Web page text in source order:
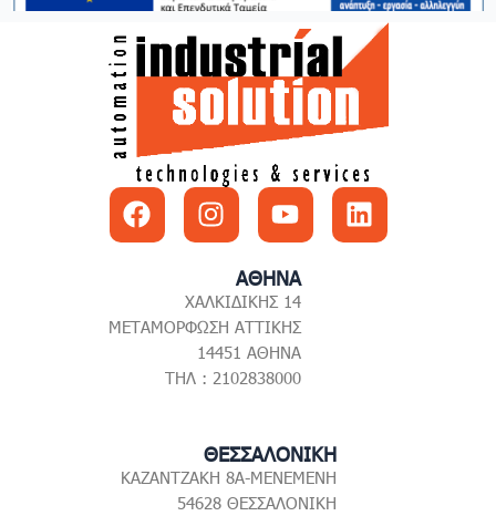
FacebookInstagramYoutubeLinkedin
ΑΘΗΝΑ
ΧΑΛΚΙΔΙΚΗΣ 14
ΜΕΤΑΜΟΡΦΩΣΗ ΑΤΤΙΚΗΣ
14451 ΑΘΗΝΑ
ΤΗΛ : 2102838000
ΘΕΣΣΑΛΟΝΙΚΗ
ΚΑΖΑΝΤΖΑΚΗ 8Α-ΜΕΝΕΜΕΝΗ
54628 ΘΕΣΣΑΛΟΝΙΚΗ